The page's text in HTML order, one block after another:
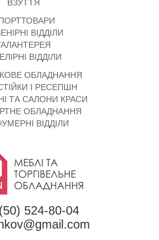
ВЗУТТЯ
ВІДДІЛИ
ВІДДІЛИ
ОБЛАДНАННЯ
І РЕСЕПШН
ТА САЛОНИ КРАСИ
ОБЛАДНАННЯ
ВІДДІЛИ
524-80-04